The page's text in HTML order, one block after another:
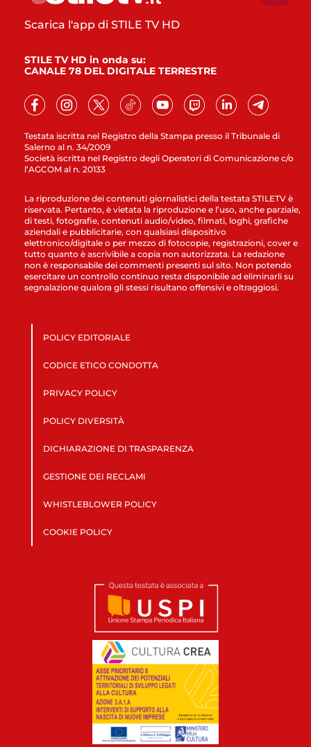
Testata iscritta nel Registro della Stampa presso il Tribunale di
Salerno al n. 34/2009
Società iscritta nel Registro degli Operatori di Comunicazione c/o
l’AGCOM al n. 20133
Scarica l'app di STILE TV HD
STILE TV HD in onda su:
CANALE 78 DEL DIGITALE TERRESTRE
La riproduzione dei contenuti giornalistici della testata STILETV è
riservata. Pertanto, è vietata la riproduzione e l’uso, anche parziale,
di testi, fotografie, contenuti audio/video, filmati, loghi, grafiche
aziendali e pubblicitarie, con qualsiasi dispositivo
elettronico/digitale o per mezzo di fotocopie, registrazioni, cover e
tutto quanto è ascrivibile a copia non autorizzata. La redazione
non è responsabile dei commenti presenti sul sito. Non potendo
esercitare un controllo continuo resta disponibile ad eliminarli su
segnalazione qualora gli stessi risultano offensivi e oltraggiosi.
POLICY EDITORIALE
CODICE ETICO CONDOTTA
PRIVACY POLICY
POLICY DIVERSITÀ
DICHIARAZIONE DI TRASPARENZA
GESTIONE DEI RECLAMI
WHISTLEBLOWER POLICY
COOKIE POLICY